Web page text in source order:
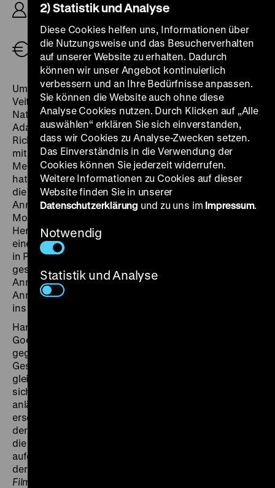
Bruno Mondi, D: Kristina Söderbaum, Paul Klinger,
Kurt Meisel, Annie Rosar, 110‘
Um international auch ästhetisch zu reüssieren, wird
Veit Harlan 1941 gestattet, den zweiten Farbfilm der
Nationalsozialisten zu realisieren. Er bereitet eine
Adaption des Bühnenstückes Die Gigantenvon
Richard Billinger vor, und es entsteht ein opulentes,
mit Blut-und-Boden-Ideologie durchtränktes
Melodrama. „Weil sie weg wollte von Mann und Kind,
hat sie der Wassermann geholt“, heißt es im Dorf über
die im Moor ertrunkene Mutter von Bauerntochter
Anna. Sie lebt mit ihrem Vater in Böhmen, zwischen
Moor und goldenen Kornfeldern, doch ihr
Herzenswunsch ist es, Prag kennenzulernen. Während
eines Besuchs bei der Schwester ihrer Mutter wird sie
in Prag von ihrem aufdringlichen Cousin
geschwängert und als ihr Vetter sie fallen lässt, kehrt
Anna in die Heimat zurück. Doch ihr Vater ignoriert sie.
Anna fühlt sich ausgestoßen, und sie folgt ihrer Mutter
ins Moor.
Harlan beabsichtigte eigentlich ein Happy End, doch
Goebbels forderte einen ideologisch konformen,
gegen die Slawen polemisierenden Ausgang der
Geschichte. Von der zeitgenössischen,
gleichgeschalteten Presse positiv besprochen, lohnt
sich ein Blick in die zehn Jahre nach Kriegsende
anlässlich der Wiederaufführung des Films
erschienenen Rezensionen: „Daß uns die Lehre von
der unentrinnbaren Macht der Erbmasse, die schon
die Mutter ins Moor geführt hat, wieder fröhlich frisch
aufgetischt wird, hat uns gerade noch gefehlt“, meint
der
Filmdienst
2) Statistik und Analyse
Diese Cookies helfen uns, Informationen über
die Nutzungsweise und das Besucherverhalten
auf unserer Website zu erhalten. Dadurch
können wir unser Angebot kontinuierlich
verbessern und an Ihre Bedürfnisse anpassen.
Sie können die Website auch ohne diese
Analyse Cookies nutzen. Durch Klicken auf „Alle
auswählen“ erklären Sie sich einverstanden,
dass wir Cookies zu Analyse-Zwecken setzen.
Das Einverständnis in die Verwendung der
Cookies können Sie jederzeit widerrufen.
Weitere Informationen zu Cookies auf dieser
Website finden Sie in unserer
Datenschutzerklärung und zu uns im Impressum.
Notwendig
Statistik und Analyse